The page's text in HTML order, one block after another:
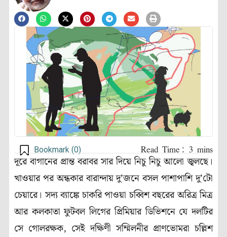
Bookmark (0)
দূরে বাগানের প্রান্ত বরাবর সার দিয়ে নিচু নিচু আলো জ্বলছে।
খাওয়ার পর অন্ধকার বারান্দায় দু’জনে বসল পাশাপাশি দু’টো
চেয়ারে। সদ্য ব্যাঙ্কে চাকরি পাওয়া চব্বিশ বছরের অরিত্র মিত্র
আর কলকাতা ফুটবল লিগের প্রিমিয়ার ডিভিশনে যে দলটির
সে গোলরক্ষক, সেই দক্ষিণী সম্মিলনীর প্রাণভোমরা চল্লিশ